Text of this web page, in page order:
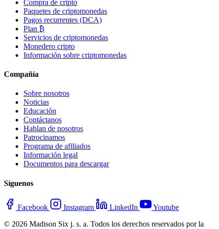
Compra de cripto
Paquetes de criptomonedas
Pagos recurrentes (DCA)
Plan ₿
Servicios de criptomonedas
Monedero cripto
Información sobre criptomonedas
Compañía
Sobre nosotros
Noticias
Educación
Contáctanos
Hablan de nosotros
Patrocinamos
Programa de afiliados
Información legal
Documentos para descargar
Síguenos
Facebook Instagram LinkedIn
Youtube
© 2026 Madison Six j. s. a. Todos los derechos reservados por la